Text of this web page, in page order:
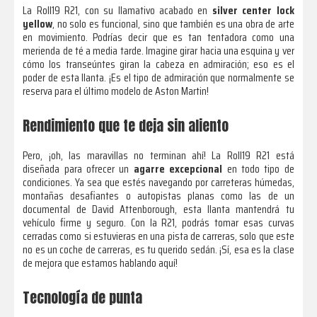
La Roll19 R21, con su llamativo acabado en silver center lock
yellow, no solo es funcional, sino que también es una obra de arte
en movimiento. Podrías decir que es tan tentadora como una
merienda de té a media tarde. Imagine girar hacia una esquina y ver
cómo los transeúntes giran la cabeza en admiración; eso es el
poder de esta llanta. ¡Es el tipo de admiración que normalmente se
reserva para el último modelo de Aston Martin!
Rendimiento que te deja sin aliento
Pero, ¡oh, las maravillas no terminan ahí! La Roll19 R21 está
diseñada para ofrecer un agarre excepcional en todo tipo de
condiciones. Ya sea que estés navegando por carreteras húmedas,
montañas desafiantes o autopistas planas como las de un
documental de David Attenborough, esta llanta mantendrá tu
vehículo firme y seguro. Con la R21, podrás tomar esas curvas
cerradas como si estuvieras en una pista de carreras, solo que este
no es un coche de carreras, es tu querido sedán. ¡Sí, esa es la clase
de mejora que estamos hablando aquí!
Tecnología de punta